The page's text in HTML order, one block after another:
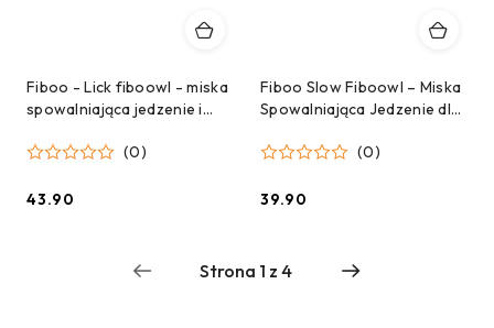
Fiboo - Lick fiboowl - miska
spowalniająca jedzenie i
fioletowa
(0)
Cena:
43.90
Fiboo Slow Fiboowl – Miska
Spowalniająca Jedzenie dla
(0)
Cena:
39.90